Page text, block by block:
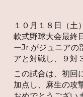
１０月１８日（土
軟式野球大会最終
ーJr.がジュニアの
アと対戦し、９対
この試合は、初回
加点し、麻生の攻